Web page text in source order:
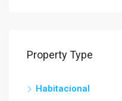
Property Type
Habitacional